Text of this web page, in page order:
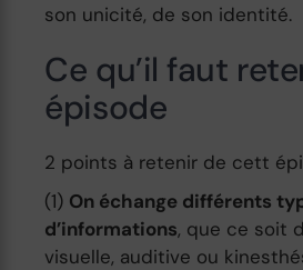
son unicité, de son identité.
Ce qu’il faut
épisode
2 points à retenir de cett
(1) On échange différents
d’informations, que ce soit
visuelle, auditive ou